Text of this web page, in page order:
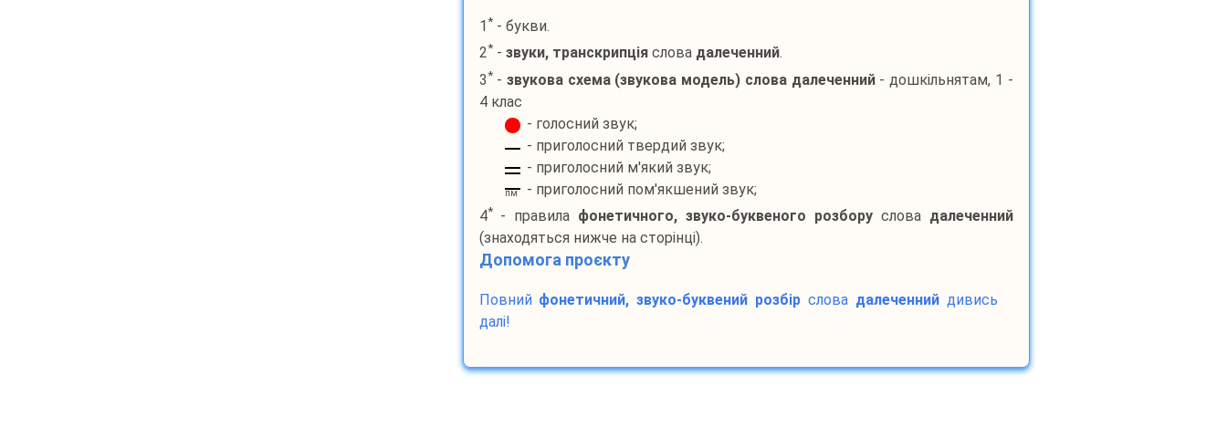
1 *- букви.
2*- звуки, транскрипціяслова далеченний.
3*- звукова схема (звукова модель) слова далеченний- дошкільнятам, 1 -
4 клас
- голосний звук;
- приголосний твердий звук;
- приголосний м'який звук;
пм
- приголосний пом'якшений звук;
4*- правила фонетичного, звуко-буквеного розборуслова далеченний
(знаходяться нижче на сторінці).
Допомога проєкту
Повний фонетичний, звуко-буквений розбір слова далеченнийдивись
далі!